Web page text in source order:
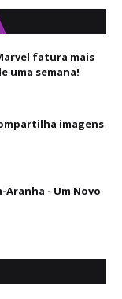
fatura mais
uma semana!
imagens
Aranha - Um Novo